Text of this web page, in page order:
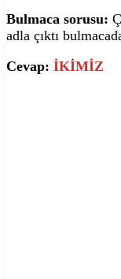
Bulmaca sorusu:
adla çıktı
Cevap: İKİMİZ